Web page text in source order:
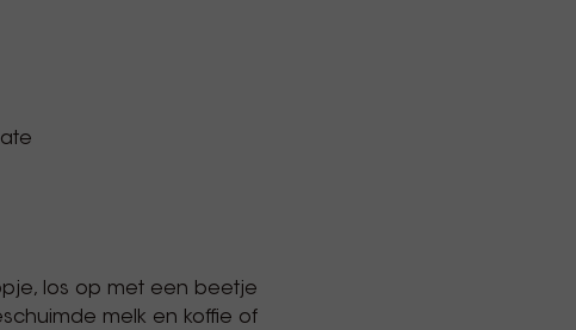
los op met een beetje
melk en koffie of